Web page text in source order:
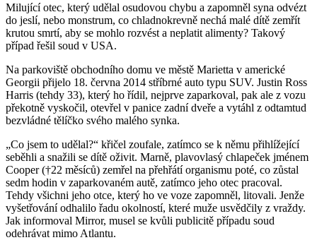
Milující otec, který udělal osudovou chybu a zapomněl syna odvézt
do jeslí, nebo monstrum, co chladnokrevně nechá malé dítě zemřít
krutou smrtí, aby se mohlo rozvést a neplatit alimenty? Takový
případ řešil soud v USA.
Na parkoviště obchodního domu ve městě Marietta v americké
Georgii přijelo 18. června 2014 stříbrné auto typu SUV. Justin Ross
Harris (tehdy 33), který ho řídil, nejprve zaparkoval, pak ale z vozu
překotně vyskočil, otevřel v panice zadní dveře a vytáhl z odtamtud
bezvládné tělíčko svého malého synka.
„Co jsem to udělal?“ křičel zoufale, zatímco se k němu přihlížející
seběhli a snažili se dítě oživit. Marně, plavovlasý chlapeček jménem
Cooper (†22 měsíců) zemřel na přehřátí organismu poté, co zůstal
sedm hodin v zaparkovaném autě, zatímco jeho otec pracoval.
Tehdy všichni jeho otce, který ho ve voze zapomněl, litovali. Jenže
vyšetřování odhalilo řadu okolností, které muže usvědčily z vraždy.
Jak informoval Mirror, musel se kvůli publicitě případu soud
odehrávat mimo Atlantu.